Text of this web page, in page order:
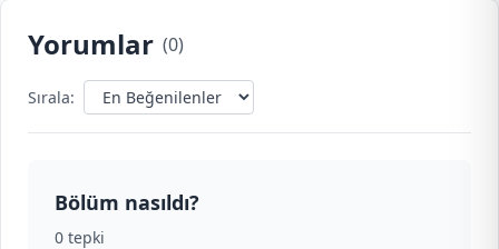
Yorumlar (0)
Sırala:
Bölüm nasıldı?
0 tepki